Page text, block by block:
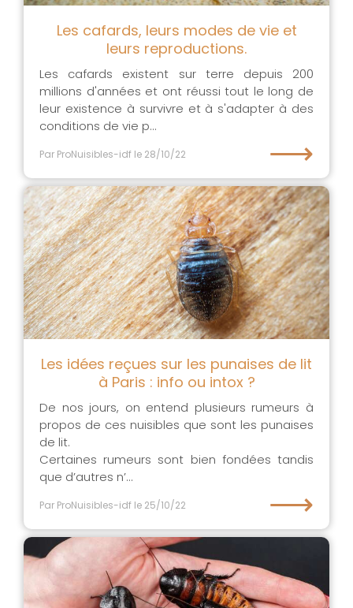
Les cafards, leurs modes de vie et
leurs reproductions.
Les cafards existent sur terre depuis 200
millions d'années et ont réussi tout le long de
leur existence à survivre et à s'adapter à des
conditions de vie p...
Par ProNuisibles-idf le 28/10/22 ⟶
Les idées reçues sur les punaises de lit
à Paris : info ou intox ?
De nos jours, on entend plusieurs rumeurs à
propos de ces nuisibles que sont les punaises
de lit.
Certaines rumeurs sont bien fondées tandis
que d’autres n’...
Par ProNuisibles-idf le 25/10/22 ⟶